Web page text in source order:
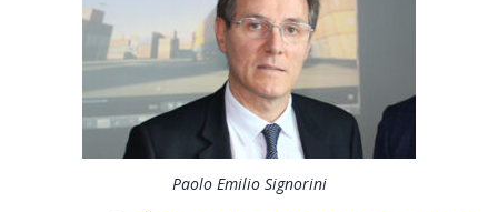
TURISMO
CULTURA
NAUTICA
Paolo Emilio Signorini